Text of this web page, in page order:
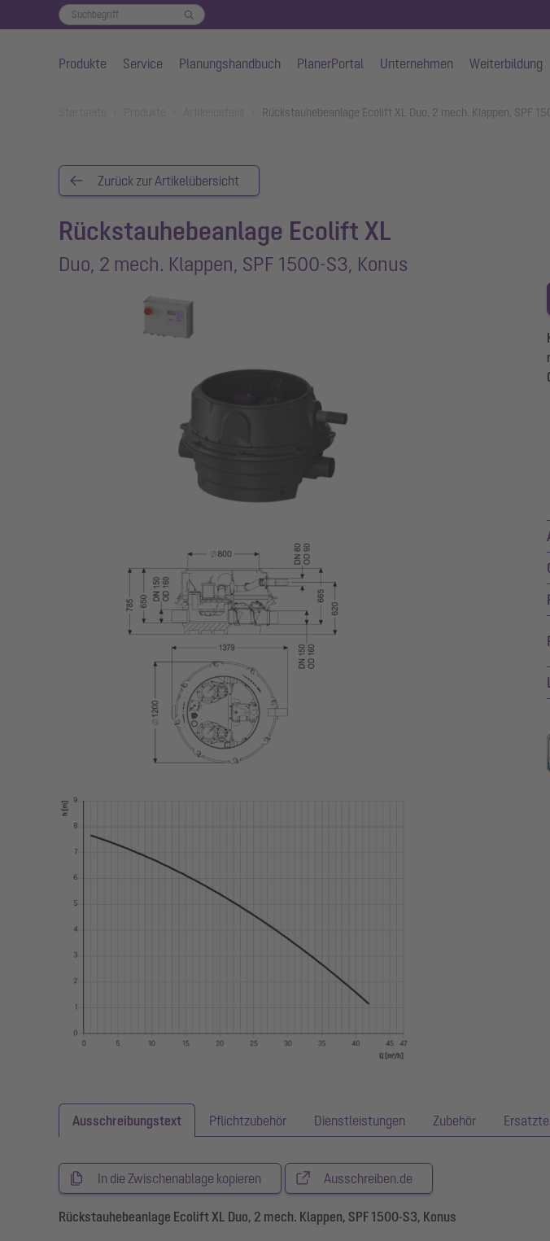
Produkte Service Planungshandbuch PlanerPortal Unternehmen Weiterbildung
Rückstauhebeanlage Ecolift XL Duo, 2 mech. Klappen, SPF
Zurück zur Artikelübersicht
Rückstauhebeanlage Ecolift XL
Duo, 2 mech. Klappen, SPF 1500-S3, Konus
Ausschreibungstext Pflichtzubehör Dienstleistungen Zubehör
In die Zwischenablage kopieren Ausschreiben.de
Rückstauhebeanlage Ecolift XL Duo, 2 mech. Klappen, SPF 1500-S3, Konus